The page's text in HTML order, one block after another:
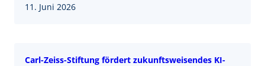
11. Juni 2026
Carl-Zeiss-Stiftung fördert zukunftsweisendes KI-